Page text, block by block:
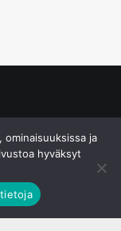
ja
hyväksyt